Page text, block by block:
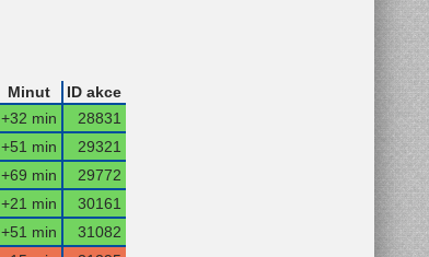
Minut
ID akce
+32 min
28831
+51 min
29321
+69 min
29772
+21 min
30161
+51 min
31082